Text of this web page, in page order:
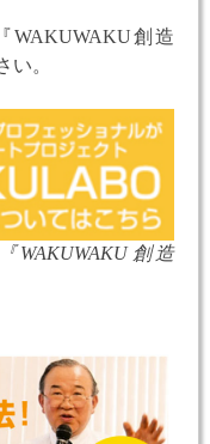
創造
。
創造